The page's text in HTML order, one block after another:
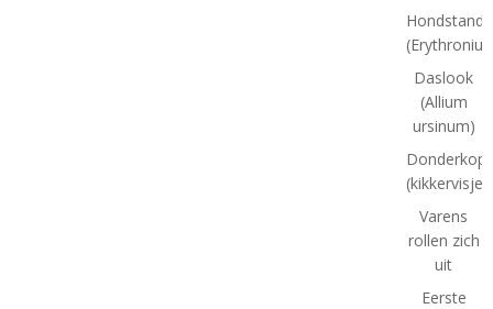
Hondstand
Daslook
(Allium
ursinum)
Varens
rollen zich
uit
Eerste